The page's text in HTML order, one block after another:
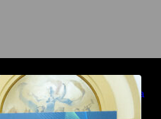
la COMM26 tehnologii de
Energy pentru monitorizarea
critice